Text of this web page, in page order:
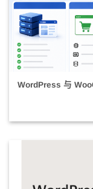
WordPress 与